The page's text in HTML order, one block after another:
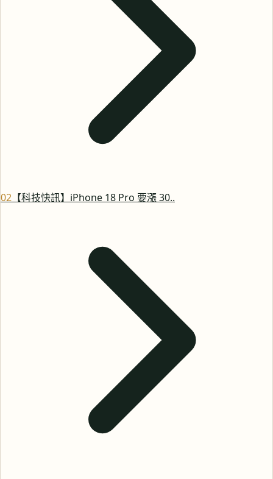
02 【科技快訊】iPhone 18 Pro 要漲 30..